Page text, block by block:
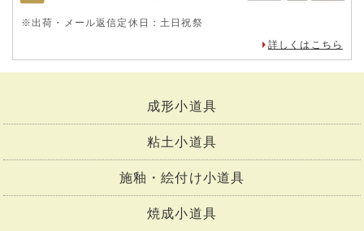
※出荷・メール返信定休日：土日祝祭
詳しくはこちら
成形小道具
粘土小道具
施釉・絵付け小道具
焼成小道具